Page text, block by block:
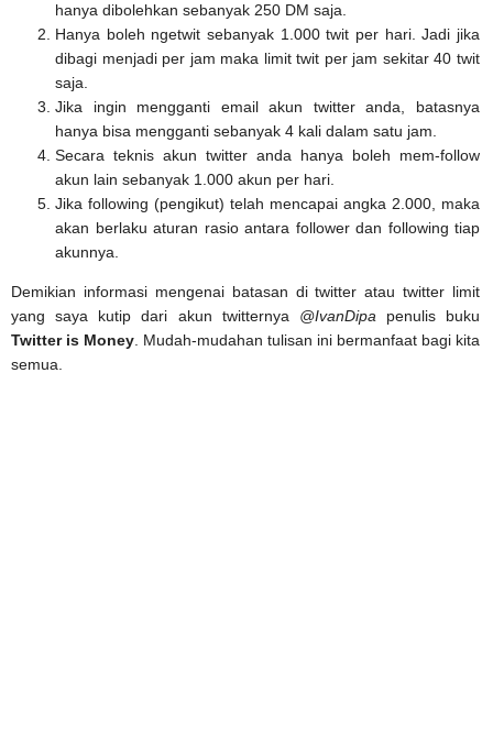
hanya dibolehkan sebanyak 250 DM saja.
Hanya boleh ngetwit sebanyak 1.000 twit per hari. Jadi jika
dibagi menjadi per jam maka limit twit per jam sekitar 40 twit
saja.
Jika ingin mengganti email akun twitter anda, batasnya
hanya bisa mengganti sebanyak 4 kali dalam satu jam.
Secara teknis akun twitter anda hanya boleh mem-follow
akun lain sebanyak 1.000 akun per hari.
Jika following (pengikut) telah mencapai angka 2.000, maka
akan berlaku aturan rasio antara follower dan following tiap
akunnya.
Demikian informasi mengenai batasan di twitter atau twitter limit
yang saya kutip dari akun twitternya @IvanDipa penulis buku
Twitter is Money . Mudah-mudahan tulisan ini bermanfaat bagi kita
semua.